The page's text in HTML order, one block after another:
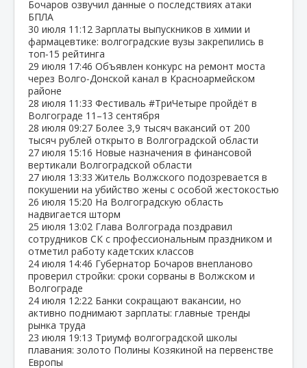
Бочаров озвучил данные о последствиях атаки
БПЛА
30 июля 11:12 Зарплаты выпускников в химии и
фармацевтике: волгоградские вузы закрепились в
топ‑15 рейтинга
29 июля 17:46 Объявлен конкурс на ремонт моста
через Волго‑Донской канал в Красноармейском
районе
28 июля 11:33 Фестиваль #ТриЧетыре пройдёт в
Волгограде 11–13 сентября
28 июля 09:27 Более 3,9 тысяч вакансий от 200
тысяч рублей открыто в Волгоградской области
27 июля 15:16 Новые назначения в финансовой
вертикали Волгоградской области
27 июля 13:33 Житель Волжского подозревается в
покушении на убийство жены с особой жестокостью
26 июля 15:20 На Волгоградскую область
надвигается шторм
25 июля 13:02 Глава Волгограда поздравил
сотрудников СК с профессиональным праздником и
отметил работу кадетских классов
24 июля 14:46 Губернатор Бочаров внепланово
проверил стройки: сроки сорваны в Волжском и
Волгограде
24 июля 12:22 Банки сокращают вакансии, но
активно поднимают зарплаты: главные тренды
рынка труда
23 июля 19:13 Триумф волгоградской школы
плавания: золото Полины Козякиной на первенстве
Европы